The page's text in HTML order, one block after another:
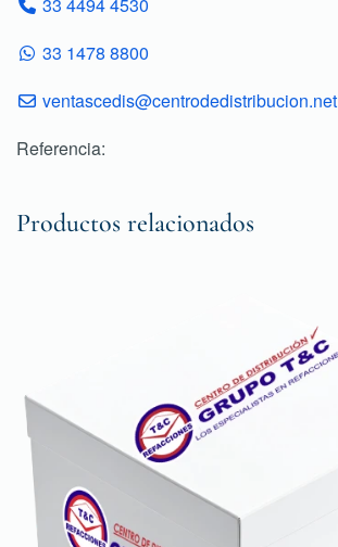
33 1478 8800
ventascedis@centrodedistribucion.net
Referencia:
Productos relacionados